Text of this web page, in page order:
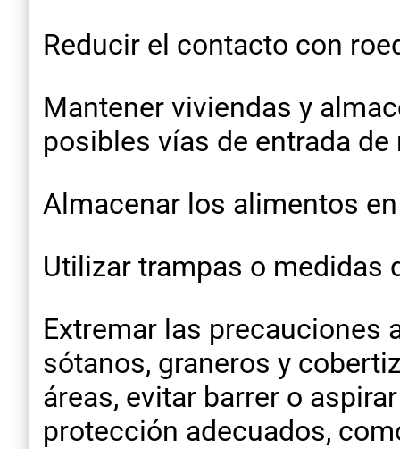
Reducir el contacto con
Mantener viviendas y
posibles vías de entrada de
Almacenar los alimentos
Utilizar trampas o medidas
Extremar las precauciones
sótanos, graneros y
áreas, evitar barrer o
protección adecuados,